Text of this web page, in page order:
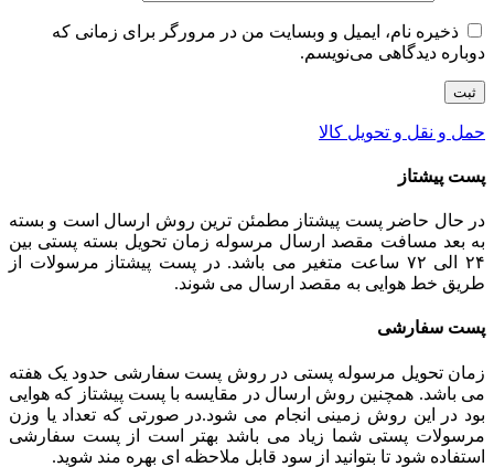
ذخیره نام، ایمیل و وبسایت من در مرورگر برای زمانی که
دوباره دیدگاهی می‌نویسم.
حمل و نقل و تحویل کالا
پست پیشتاز
در حال حاضر پست پیشتاز مطمئن ترین روش ارسال است و بسته
به بعد مسافت مقصد ارسال مرسوله زمان تحویل بسته پستی بین
۲۴ الی ۷۲ ساعت متغیر می باشد. در پست پیشتاز مرسولات از
طریق خط هوایی به مقصد ارسال می شوند.
پست سفارشی
زمان تحویل مرسوله پستی در روش پست سفارشی حدود یک هفته
می باشد. همچنین روش ارسال در مقایسه با پست پیشتاز که هوایی
بود در این روش زمینی انجام می شود.در صورتی که تعداد یا وزن
مرسولات پستی شما زیاد می باشد بهتر است از پست سفارشی
استفاده شود تا بتوانید از سود قابل ملاحظه ای بهره مند شوید.